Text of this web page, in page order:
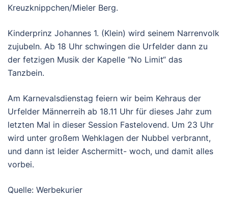
Kreuzknippchen/Mieler Berg.
Kinderprinz Johannes 1. (Klein) wird seinem Narrenvolk
zujubeln. Ab 18 Uhr schwingen die Urfelder dann zu
der fetzigen Musik der Kapelle “No Limit“ das
Tanzbein.
Am Karnevalsdienstag feiern wir beim Kehraus der
Urfelder Männerreih ab 18.11 Uhr für dieses Jahr zum
letzten Mal in dieser Session Fastelovend. Um 23 Uhr
wird unter großem Wehklagen der Nubbel verbrannt,
und dann ist leider Aschermitt- woch, und damit alles
vorbei.
Quelle: Werbekurier